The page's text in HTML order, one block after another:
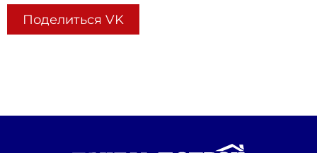
Смотрите также:
Минусы домов из сэндвич панелей, о
Строительство гаражей из сэндвич-
Поделиться VK